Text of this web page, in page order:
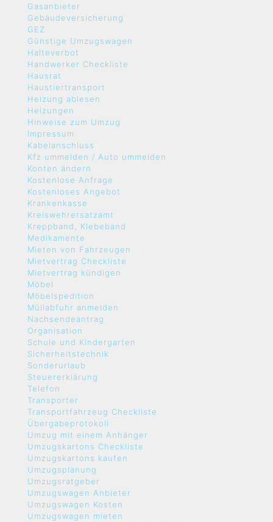
Gasanbieter
Gebäudeversicherung
GEZ
Günstige Umzugswagen
Halteverbot
Handwerker Checkliste
Hausrat
Haustiertransport
Heizung ablesen
Heizungen
Hinweise zum Umzug
Impressum
Kabelanschluss
Kfz ummelden / Auto ummelden
Konten ändern
Kostenlose Anfrage
Kostenloses Angebot
Krankenkasse
Kreiswehrersatzamt
Kreppband, Klebeband
Medikamente
Mieten von Fahrzeugen
Mietvertrag Checkliste
Mietvertrag kündigen
Möbel
Möbelspedition
Müllabfuhr anmelden
Nachsendeantrag
Organisation
Schule und Kindergarten
Sicherheitstechnik
Sonderurlaub
Steuererklärung
Telefon
Transporter
Transportfahrzeug Checkliste
Übergabeprotokoll
Umzug mit einem Anhänger
Umzugskartons Checkliste
Umzugskartons kaufen
Umzugsplanung
Umzugsratgeber
Umzugswagen Anbieter
Umzugswagen Kosten
Umzugswagen mieten